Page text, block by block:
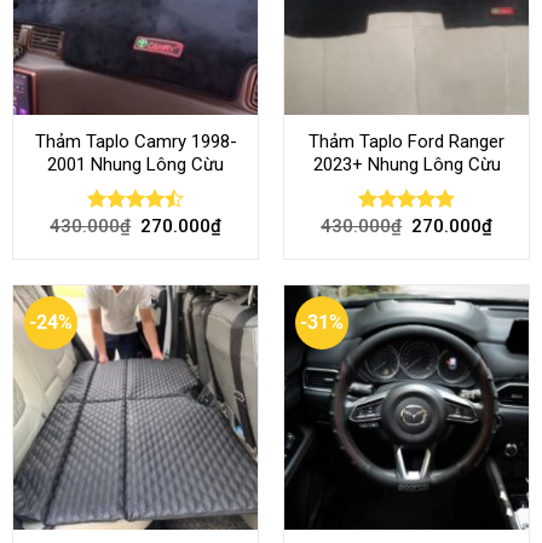
Thảm Taplo Camry 1998-
2001 Nhung Lông Cừu
Rated
430.000₫ 270.000₫
Thảm Taplo Ford Ranger
2023+ Nhung Lông Cừu
Rated 4.80
430.000₫ 270.000₫
-24% -31%